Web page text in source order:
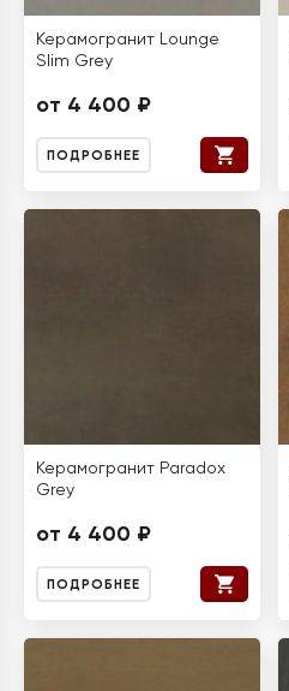
Керамогранит Lounge
Slim Grey
от 4 400 ₽
ПОДРОБНЕЕ
Керамогранит Paradox
Grey
от 4 400 ₽
ПОДРОБНЕЕ